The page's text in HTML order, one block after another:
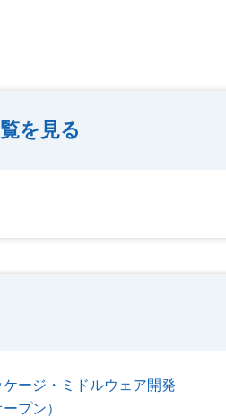
を見る
ケージ・ミドルウェア開発
プン）